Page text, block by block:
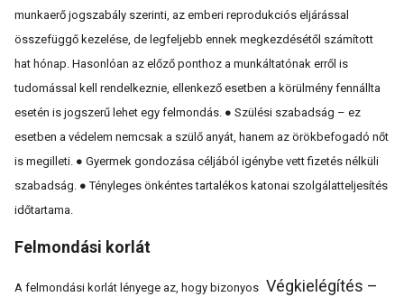
munkaerő jogszabály szerinti, az emberi reprodukciós eljárással
összefüggő kezelése, de legfeljebb ennek megkezdésétől számított
hat hónap. Hasonlóan az előző ponthoz a munkáltatónak erről is
tudomással kell rendelkeznie, ellenkező esetben a körülmény fennállta
esetén is jogszerű lehet egy felmondás. ● Szülési szabadság – ez
esetben a védelem nemcsak a szülő anyát, hanem az örökbefogadó nőt
is megilleti. ● Gyermek gondozása céljából igénybe vett fizetés nélküli
szabadság. ●Tényleges önkéntes tartalékos katonai szolgálatteljesítés
időtartama.
Felmondási korlát
Végkielégítés –
A felmondási korlát lényege az, hogy bizonyos